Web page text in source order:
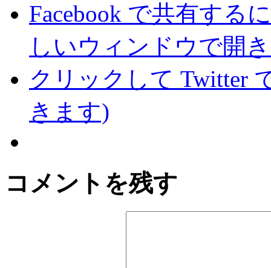
Facebook で共有する
しいウィンドウで開
クリックして Twitter
きます)
コメントを残す